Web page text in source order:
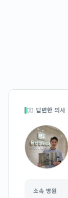
👩‍⚕️ 답변한 의사
소속 병원